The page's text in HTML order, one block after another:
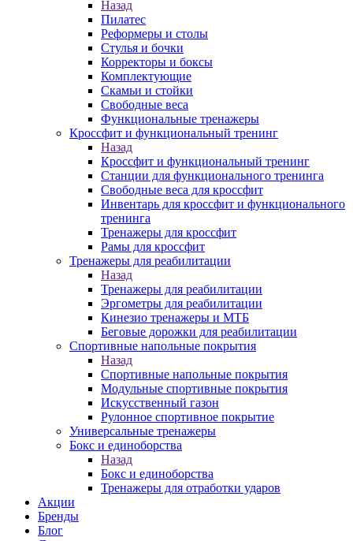
Назад
Пилатес
Реформеры и столы
Стулья и бочки
Корректоры и боксы
Комплектующие
Скамьи и стойки
Свободные веса
Функциональные тренажеры
Кроссфит и функциональный тренинг
Назад
Кроссфит и функциональный тренинг
Станции для функционального тренинга
Свободные веса для кроссфит
Инвентарь для кроссфит и функционального
тренинга
Тренажеры для кроссфит
Рамы для кроссфит
Тренажеры для реабилитации
Назад
Тренажеры для реабилитации
Эргометры для реабилитации
Кинезио тренажеры и МТБ
Беговые дорожки для реабилитации
Спортивные напольные покрытия
Назад
Спортивные напольные покрытия
Модульные спортивные покрытия
Искусственный газон
Рулонное спортивное покрытие
Универсальные тренажеры
Бокс и единоборства
Назад
Бокс и единоборства
Тренажеры для отработки ударов
Акции
Бренды
Блог